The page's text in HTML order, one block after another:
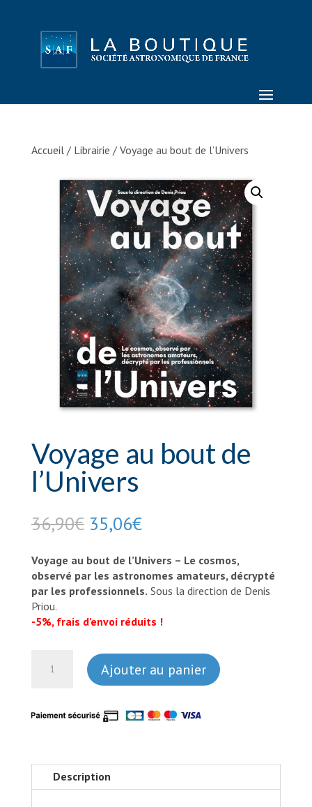
Accueil/ Librairie / Voyage au bout de l’Univers
Voyage au bout de
l’Univers
36,90€ Le
prix
initial
était :
36,90€.
35,06€Le
actuel
est :
35,06€.
Voyage au bout de l’Univers – Le cosmos,
observé par les astronomes amateurs, décrypté
par les professionnels. Sous la direction de Denis
Priou.
-5%, frais d’envoi réduits !
bout
Ajouter au panier
Description